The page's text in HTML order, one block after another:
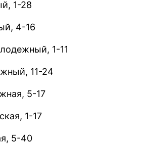
1-28
4-16
1-11
11-24
5-17
1-17
5-40